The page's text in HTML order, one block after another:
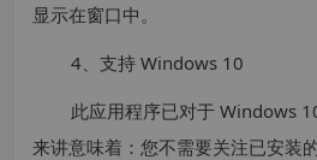
显示在窗口中。
4、支持 Windows 10
此应用程序已对于 Windows
来讲意味着：您不需要关注已安装